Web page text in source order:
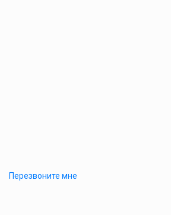
Перезвоните мне